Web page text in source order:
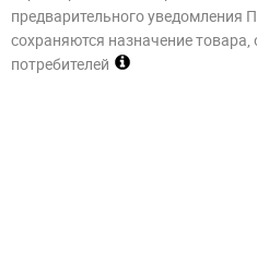
предварительного уведомления
сохраняются назначение товара,
потребителей